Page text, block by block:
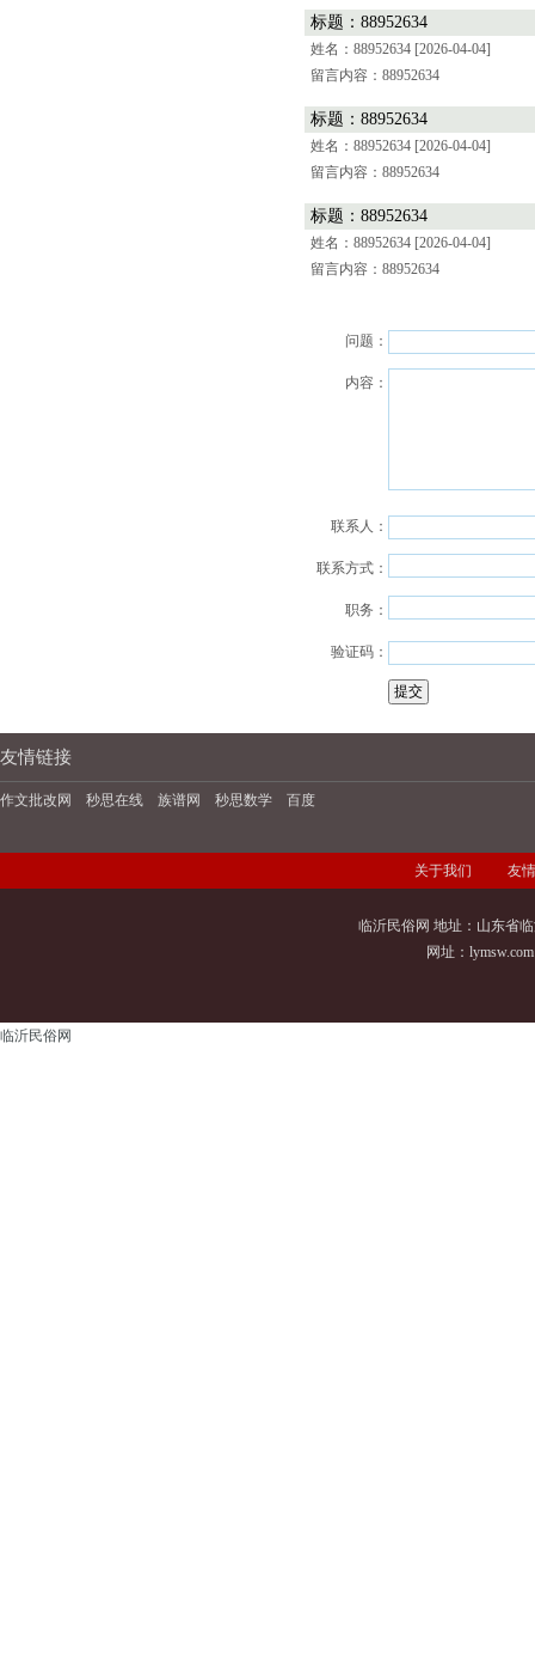
标题：88952634
姓名：88952634 [2026-04-04]
留言内容：88952634
标题：88952634
姓名：88952634 [2026-04-04]
留言内容：88952634
标题：88952634
姓名：88952634 [2026-04-04]
留言内容：88952634
问题：
内容：
联系人：
联系方式：
职务：
验证码：
友情链接
作文批改网 秒思在线 族谱网 秒思数学 百度
关于我们 友
临沂民俗网 地址：山东省
网址： lymsw.com
临沂民俗网